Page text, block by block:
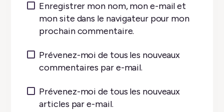
Enregistrer mon nom, mon e-mail et
mon site dans le navigateur pour mon
prochain commentaire.
Prévenez-moi de tous les nouveaux
commentaires par e-mail.
Prévenez-moi de tous les nouveaux
articles par e-mail.